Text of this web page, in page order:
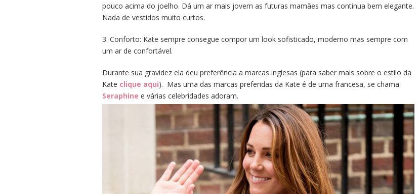
pouco acima do joelho. Dá um ar mais jovem as futuras mamães mas continua bem elegante.
Nada de vestidos muito curtos.
3. Conforto: Kate sempre consegue compor um look sofisticado, moderno mas sempre com
um ar de confortável.
Durante sua gravidez ela deu preferência a marcas inglesas (para saber mais sobre o estilo da
Kate clique aqui). Mas uma das marcas preferidas da Kate é de uma francesa, se chama
Seraphine e várias celebridades adoram.